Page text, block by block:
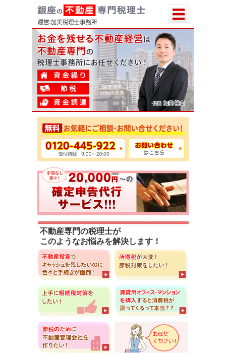
不動産専門の税理士が
このようなお悩みを解決します！